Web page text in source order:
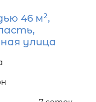
46 м2,
улица